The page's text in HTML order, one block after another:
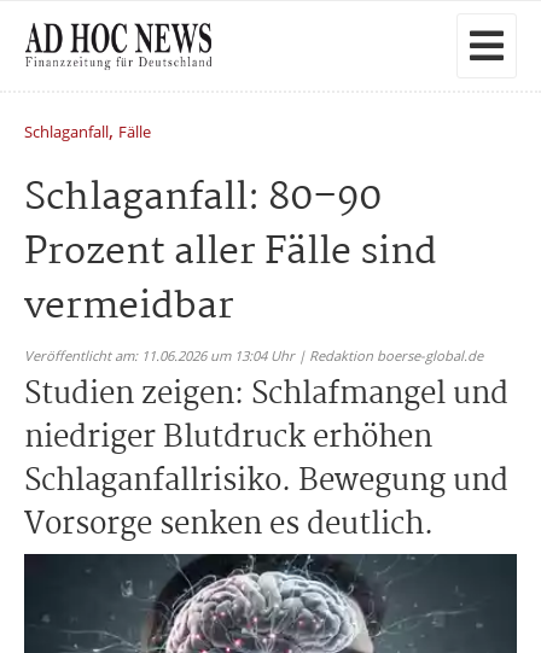
Schlaganfall, Fälle
Schlaganfall: 80–90
Prozent aller Fälle sind
vermeidbar
Veröffentlicht am: 11.06.2026 um 13:04 Uhr | Redaktion boerse-global.de
Studien zeigen: Schlafmangel und
niedriger Blutdruck erhöhen
Schlaganfallrisiko. Bewegung und
Vorsorge senken es deutlich.